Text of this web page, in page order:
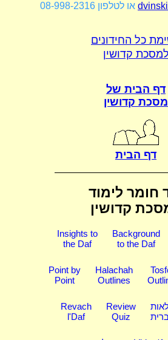
או לטלפון 08-998-2316
כל החידונים
למסכת קדושין
דף הבית של
מסכת קדושין
דף הבית
חומר לימוד
קדושין
Insights to
the Daf
Background
to the Daf
Point by
Point
Halachah
Outlines
Revach
l'Daf
Review
Quiz